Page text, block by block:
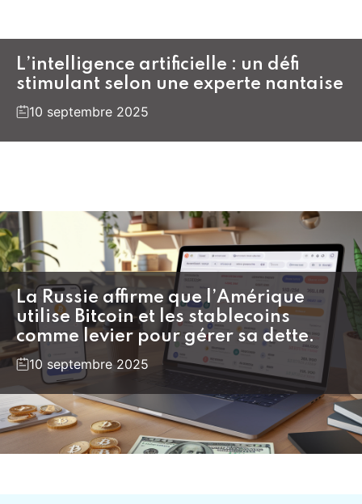
L’intelligence artificielle : un défi
stimulant selon une experte nantaise
10 septembre 2025
La Russie affirme que l’Amérique
utilise Bitcoin et les stablecoins
comme levier pour gérer sa dette.
10 septembre 2025